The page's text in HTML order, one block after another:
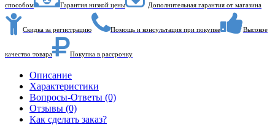
способом Гарантия низкой цены Дополнительная гарантия от магазина
Скидка за регистрацию Помощь и консультация при покупке Высокое
качество товара Покупка в рассрочку
Описание
Характеристики
Вопросы-Ответы (0)
Отзывы (0)
Как сделать заказ?